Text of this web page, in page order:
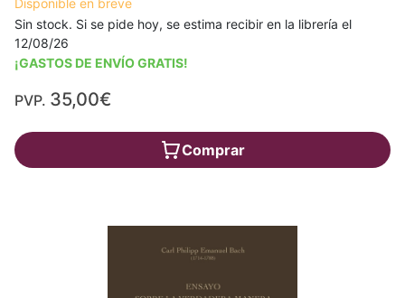
Sin stock. Si se pide hoy, se estima recibir en la librería el
12/08/26
¡GASTOS DE ENVÍO GRATIS!
PVP. 35,00€
Comprar